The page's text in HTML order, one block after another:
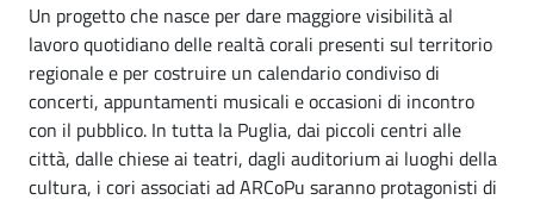
Un progetto che nasce per dare maggiore visibilità al
lavoro quotidiano delle realtà corali presenti sul territorio
regionale e per costruire un calendario condiviso di
concerti, appuntamenti musicali e occasioni di incontro
con il pubblico. In tutta la Puglia, dai piccoli centri alle
città, dalle chiese ai teatri, dagli auditorium ai luoghi della
cultura, i cori associati ad ARCoPu saranno protagonisti di